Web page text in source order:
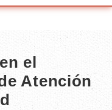
el
Atención